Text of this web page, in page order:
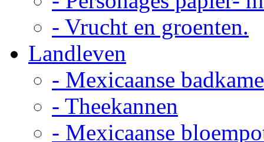
- Vrucht en groenten.
Landleven
- Mexicaanse
- Theekannen
- Mexicaanse